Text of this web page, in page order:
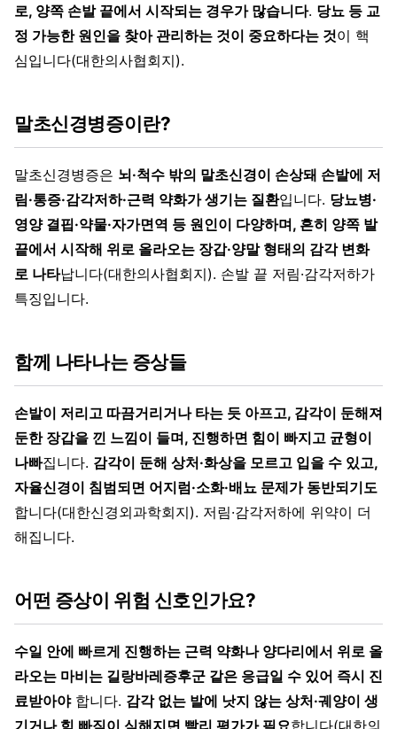
로, 양쪽 손발 끝에서 시작되는 경우가 많습니다. 당뇨 등 교
정 가능한 원인을 찾아 관리하는 것이 중요하다는 것이 핵
심입니다(대한의사협회지).
말초신경병증이란?
말초신경병증은 뇌·척수 밖의 말초신경이 손상돼 손발에 저
림·통증·감각저하·근력 약화가 생기는 질환입니다. 당뇨병·
영양 결핍·약물·자가면역 등 원인이 다양하며, 흔히 양쪽 발
끝에서 시작해 위로 올라오는 장갑·양말 형태의 감각 변화
로 나타납니다(대한의사협회지). 손발 끝 저림·감각저하가
특징입니다.
함께 나타나는 증상들
손발이 저리고 따끔거리거나 타는 듯 아프고, 감각이 둔해져
둔한 장갑을 낀 느낌이 들며, 진행하면 힘이 빠지고 균형이
나빠집니다. 감각이 둔해 상처·화상을 모르고 입을 수 있고,
자율신경이 침범되면 어지럼·소화·배뇨 문제가 동반되기도
합니다(대한신경외과학회지). 저림·감각저하에 위약이 더
해집니다.
어떤 증상이 위험 신호인가요?
수일 안에 빠르게 진행하는 근력 약화나 양다리에서 위로 올
라오는 마비는 길랑바레증후군 같은 응급일 수 있어 즉시 진
료받아야합니다. 감각 없는 발에 낫지 않는 상처·궤양이 생
기거나 힘 빠짐이 심해지면 빨리 평가가 필요합니다(대한의